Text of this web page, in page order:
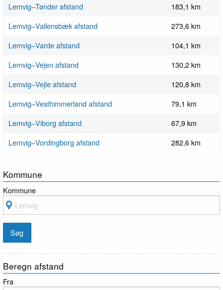
Lemvig–Tønder afstand
183,1 km
Lemvig–Vallensbæk afstand
273,6 km
Lemvig–Varde afstand
104,1 km
Lemvig–Vejen afstand
130,2 km
Lemvig–Vejle afstand
120,8 km
Lemvig–Vesthimmerland afstand
79,1 km
Lemvig–Viborg afstand
67,9 km
Lemvig–Vordingborg afstand
282,6 km
Kommune
Kommune
Beregn afstand
Fra